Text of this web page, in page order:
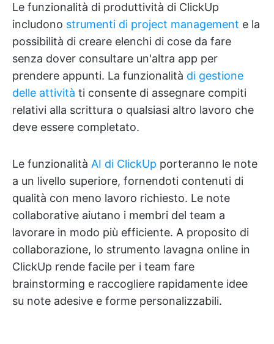
Le funzionalità di produttività di ClickUp
includono strumenti di project management e la
possibilità di creare elenchi di cose da fare
senza dover consultare un'altra app per
prendere appunti. La funzionalità di gestione
delle attività ti consente di assegnare compiti
relativi alla scrittura o qualsiasi altro lavoro che
deve essere completato.
Le funzionalità AI di ClickUp porteranno le note
a un livello superiore, fornendoti contenuti di
qualità con meno lavoro richiesto. Le note
collaborative aiutano i membri del team a
lavorare in modo più efficiente. A proposito di
collaborazione, lo strumento lavagna online in
ClickUp rende facile per i team fare
brainstorming e raccogliere rapidamente idee
su note adesive e forme personalizzabili.